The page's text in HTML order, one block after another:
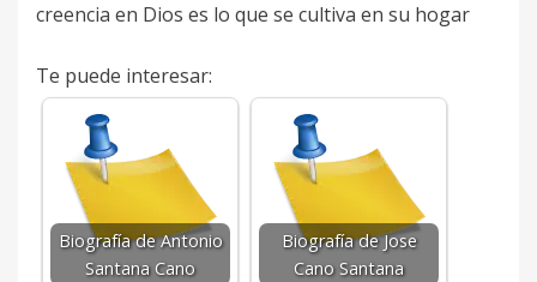
creencia en Dios es lo que se cultiva en su hogar
Te puede interesar:
Biografía de Antonio
Santana Cano
Biografía de Jose
Cano Santana